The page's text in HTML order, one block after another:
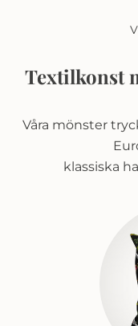
Textilkonst
Våra mönster
klassiska